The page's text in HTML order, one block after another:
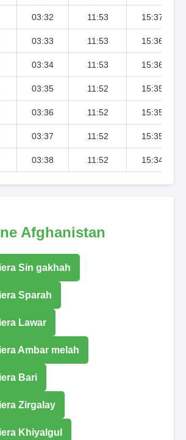
03:32 11:53 15:37
03:33 11:53 15:36
03:34 11:53 15:36
03:35 11:52 15:35
03:36 11:52 15:35
03:37 11:52 15:35
03:38 11:52 15:34
Afghanistan
Sin gakhah
Sparah
Lawar
Ambar melah
Bari
Zirgalay
Khiyalgul